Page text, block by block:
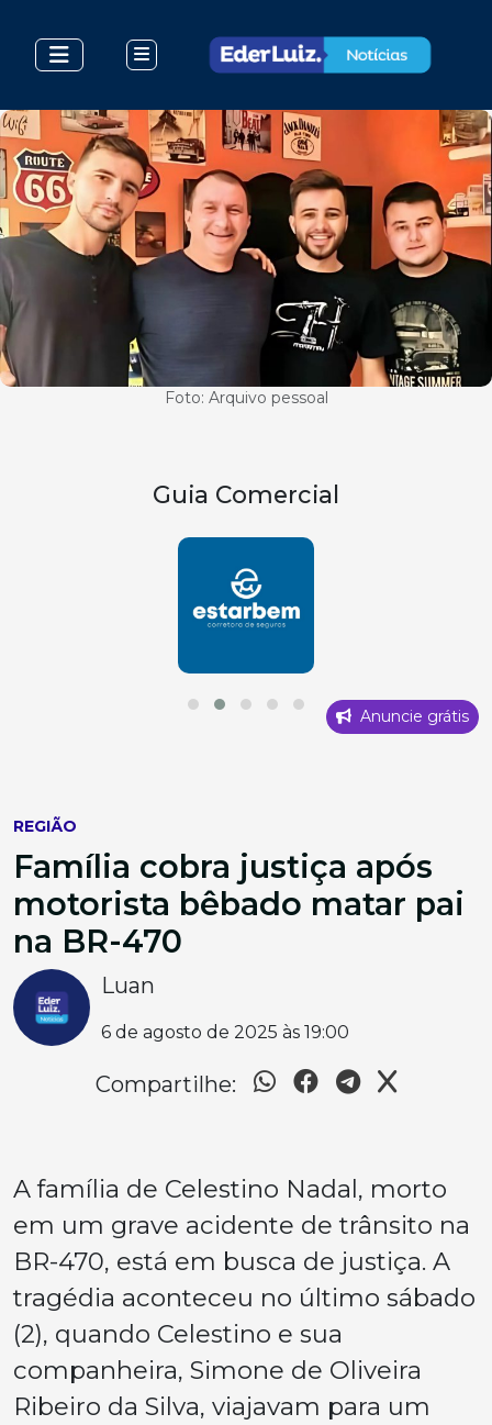
Foto: Arquivo pessoal
Guia Comercial
Anuncie grátis
REGIÃO
Família cobra justiça após
motorista bêbado matar pai
na BR-470
Luan
6 de agosto de 2025 às 19:00
Compartilhe:
A família de Celestino Nadal, morto
em um grave acidente de trânsito na
BR-470, está em busca de justiça. A
tragédia aconteceu no último sábado
(2), quando Celestino e sua
companheira, Simone de Oliveira
Ribeiro da Silva, viajavam para um